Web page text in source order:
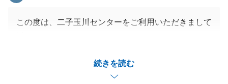
続きを読む
この度は、二子玉川センターをご利用いただきまして
に立てたことを大変嬉しく思います。
いつもフットワークが軽く、ご対応いただいたおかげ